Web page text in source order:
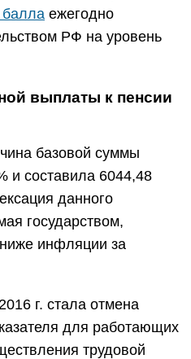
балла ежегодно
РФ на уровень
выплаты к пенсии
базовой суммы
и составила 6044,48
данного
государством,
инфляции за
г. стала отмена
для работающих
трудовой